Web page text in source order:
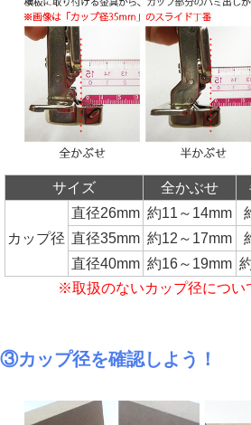
サイズ 全かぶせ
カップ径
直径26mm 約11～14mm
直径35mm 約12～17mm
直径40mm 約16～19mm
※取扱のないカップ径につい
③カップ径を確認しよう！